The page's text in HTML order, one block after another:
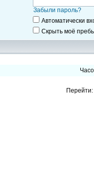
Забыли пароль?
Автоматически
Скрыть моё
Перейти: